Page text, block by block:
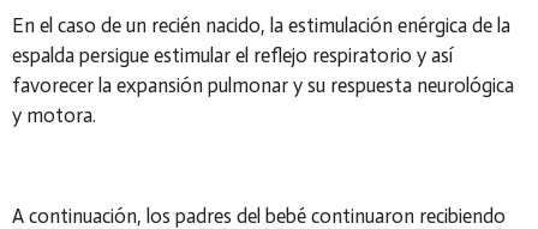
En el caso de un recién nacido, la estimulación enérgica de la
espalda persigue estimular el reflejo respiratorio y así
favorecer la expansión pulmonar y su respuesta neurológica
y motora.
A continuación, los padres del bebé continuaron recibiendo